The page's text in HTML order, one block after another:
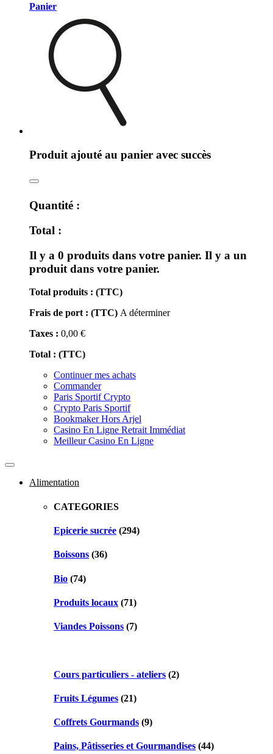
Panier
Produit ajouté au panier avec succès
Quantité :
Total :
Il y a 0 produits dans votre panier. Il y a un
produit dans votre panier.
Total produits : (TTC)
Frais de port : (TTC) A déterminer
Taxes : 0,00 €
Total : (TTC)
Continuer mes achats
Commander
Paris Sportif Crypto
Crypto Paris Sportif
Bookmaker Hors Arjel
Casino En Ligne Retrait Immédiat
Meilleur Casino En Ligne
Toggle
navigationAlimentation
CATEGORIES
Epicerie sucrée (294)
Boissons (36)
Bio (74)
Produits locaux (71)
Viandes Poissons (7)
Cours particuliers - ateliers (2)
Fruits Légumes (21)
Coffrets Gourmands (9)
Pains, Pâtisseries et Gourmandises (44)